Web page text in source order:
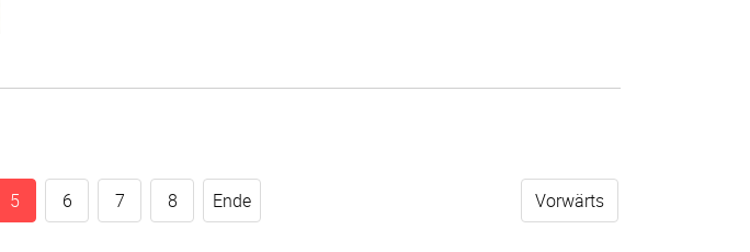
Vorwärts
5 6 7 8 Ende